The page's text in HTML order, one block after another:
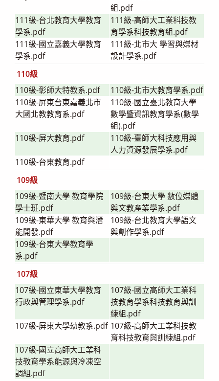
組.pdf
111級-台北教育大學教育
學系.pdf
111級-高師大工業科技教
育學系科技教育組.pdf
111級-國立嘉義大學教育
學系.pdf
111級-北市大 學習與媒材
設計學系.pdf
110級
110級-彰師大特教系.pdf
110級-北市大教育學系.pdf
110級-屏東台東嘉義北市
大國北教教育系.pdf
110級-國立臺北教育大學
數學暨資訊教育學系(數學
組).pdf
110級-屏大教育.pdf
110級-臺師大科技應用與
人力資源發展學系.pdf
110級-台東教育.pdf
109級
109級-暨南大學 教育學院
學士班.pdf
109級-台東大學 數位媒體
與文教產業學系.pdf
109級-東華大學 教育與潛
能開發.pdf
109級-台北教育大學語文
與創作學系.pdf
109級-台東大學教育學
系.pdf
107級
107級-國立東華大學教育
行政與管理學系.pdf
107級-國立高師大工業科
技教育學系科技教育與訓
練組.pdf
107級-屏東大學幼教系.pdf 107級-高師大工業科技教
育科技教育與訓練組.pdf
107級-國立高師大工業科
技教育學系能源與冷凍空
調組.pdf